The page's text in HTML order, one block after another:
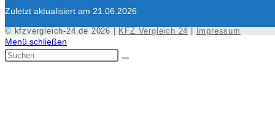
Zuletzt aktualisiert am 21.06.2026
© kfzvergleich-24.de 2026 | KFZ Vergleich 24 Impressum
Menü schließen